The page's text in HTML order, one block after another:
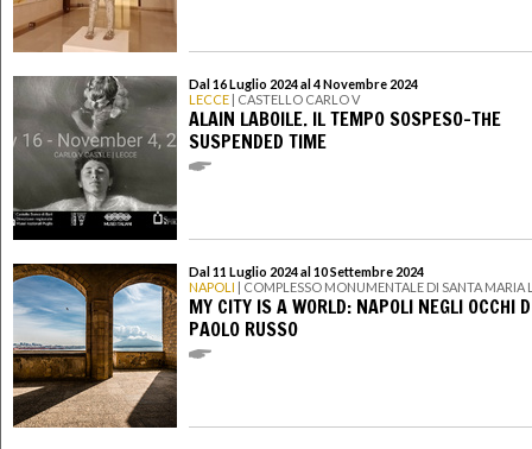
Dal 16 Luglio 2024 al 4 Novembre 2024
LECCE | CASTELLO CARLO V
ALAIN LABOILE. IL TEMPO SOSPESO-THE
SUSPENDED TIME
Dal 11 Luglio 2024 al 10 Settembre 2024
NAPOLI | COMPLESSO MONUMENTALE DI SANTA MARIA
MY CITY IS A WORLD: NAPOLI NEGLI OCCHI
PAOLO RUSSO